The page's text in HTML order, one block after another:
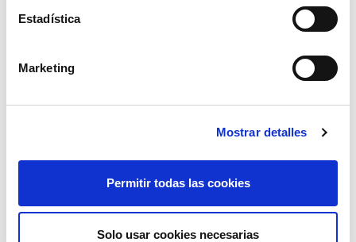
Estadística
Marketing
Mostrar detalles
Permitir todas las cookies
Solo usar cookies necesarias